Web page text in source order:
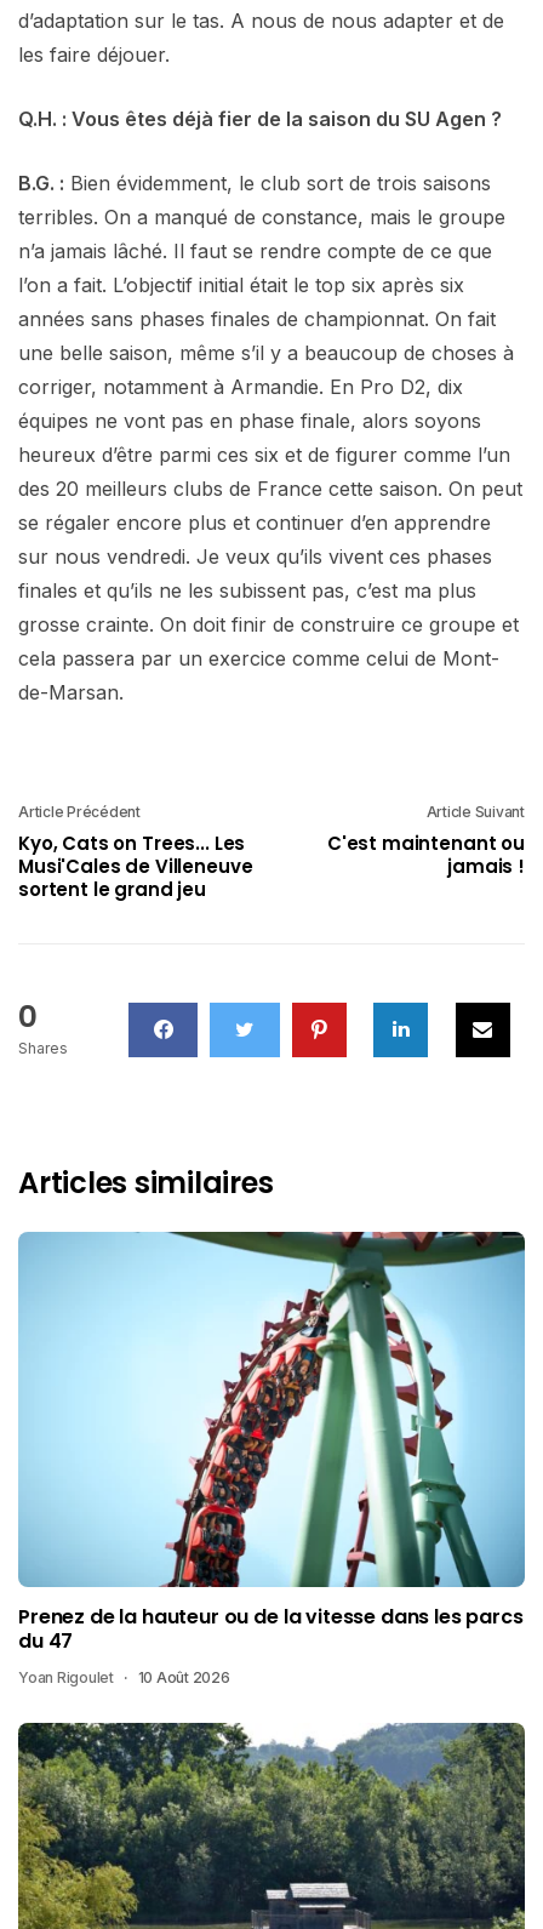
d’adaptation sur le tas. A nous de nous adapter et de
les faire déjouer.
Q.H. : Vous êtes déjà fier de la saison du SU Agen ?
B.G. : Bien évidemment, le club sort de trois saisons
terribles. On a manqué de constance, mais le groupe
n’a jamais lâché. Il faut se rendre compte de ce que
l’on a fait. L’objectif initial était le top six après six
années sans phases finales de championnat. On fait
une belle saison, même s’il y a beaucoup de choses à
corriger, notamment à Armandie. En Pro D2, dix
équipes ne vont pas en phase finale, alors soyons
heureux d’être parmi ces six et de figurer comme l’un
des 20 meilleurs clubs de France cette saison. On peut
se régaler encore plus et continuer d’en apprendre
sur nous vendredi. Je veux qu’ils vivent ces phases
finales et qu’ils ne les subissent pas, c’est ma plus
grosse crainte. On doit finir de construire ce groupe et
cela passera par un exercice comme celui de Mont-
de-Marsan.
Article Précédent
Kyo, Cats on Trees... Les
Musi'Cales de Villeneuve
sortent le grand jeu
Article Suivant
C'est maintenant ou
jamais !
0
Shares
Articles similaires
Prenez de la hauteur ou de la vitesse dans les parcs
du 47
Yoan Rigoulet 10 Août 2026